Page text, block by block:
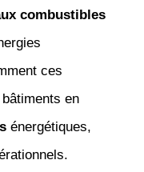
combustibles
ces
en
énergétiques,